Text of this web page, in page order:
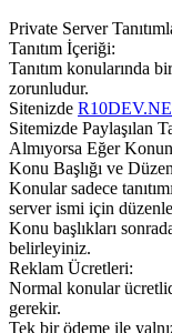
Private Server
Tanıtım İçeriği:
Tanıtım konularında
zorunludur.
Sitenizde
Sitemizde Paylaşılan
Almıyorsa Eğer
Konu Başlığı ve
Konular sadece
server ismi için
Konu başlıkları
belirleyiniz.
Reklam Ücretleri:
Normal konular
gerekir.
Tek bir ödeme ile